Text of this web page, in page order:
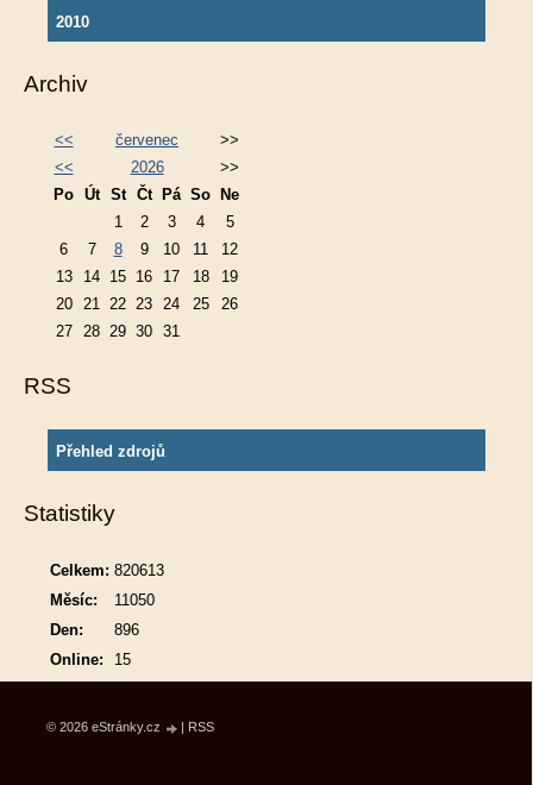
2010
Archiv
<< červenec
>>
<<
2026
>>
Po Út St Čt Pá So
Ne
1
2 3 4
5
6
7 8 9 10 11
12
13
14 15 16 17 18
19
20
21 22 23 24 25
26
27
28 29 30 31
RSS
Přehled zdrojů
Statistiky
Online: 15
Celkem: 820613
Měsíc:
11050
Den:
896
© 2026 eStránky.cz RSS